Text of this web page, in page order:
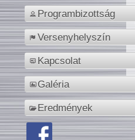
Programbizottság
Versenyhelyszín
Kapcsolat
Galéria
Eredmények